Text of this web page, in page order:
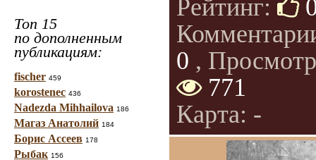
Топ 15
по дополненным
публикациям:
fischer 459
korostenec 436
Nadezda Mihhailova 186
Магаз Анатолий 184
Борис Ассеев 178
Рыбак 156
Рейтинг:
0 ,
771
Карта: -